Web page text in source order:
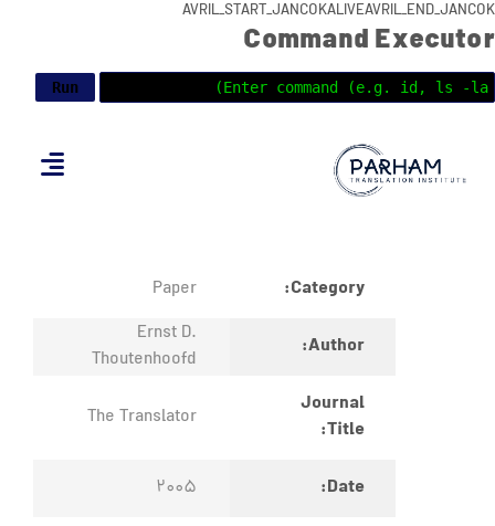
AVRIL_START_JANCOKALIVEAVRIL_END_JANCOK
Command Executor
Category:
Paper
Author:
Ernst D.
Thoutenhoofd
Journal
Title:
The Translator
Date:
2005